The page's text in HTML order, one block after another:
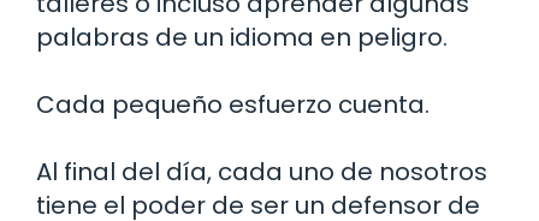
palabras de un idioma en peligro.
Cada pequeño esfuerzo cuenta.
Al final del día, cada uno de nosotros
tiene el poder de ser un defensor de